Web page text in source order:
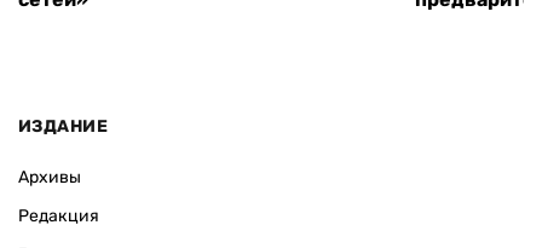
ИЗДАНИЕ
Архивы
Редакция